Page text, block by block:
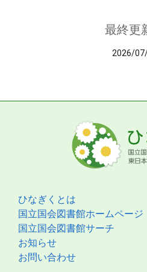
最終更
2026/
ひなぎくとは
国立国会図書館ホームページ
国立国会図書館サーチ
お知らせ
お問い合わせ